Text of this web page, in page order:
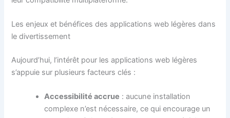
Les enjeux et bénéfices des applications web légères dans
le divertissement
Aujourd’hui, l’intérêt pour les applications web légères
s’appuie sur plusieurs facteurs clés :
Accessibilité accrue : aucune installation
complexe n’est nécessaire, ce qui encourage un